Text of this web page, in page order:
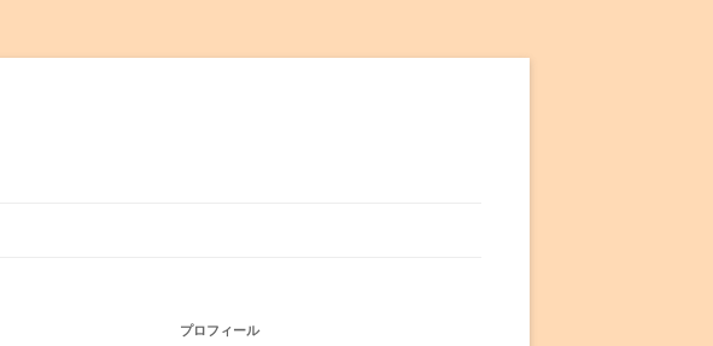
プロフィール